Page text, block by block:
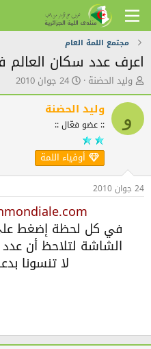
مجتمع اللمة العام
اعرف عدد سكان
ك
ا
ت
ب
ا
ض
و
وليد الحضنة ت
ا
ر
ي
خ
ل
ن
ش
24 جوان 2010
و وليد الحضنة
:: عضو فعّال ::
أوفياء اللمة
24 جوان 2010
في كل لحظة إضغط
الشاشة لتلاحظ أن عدد
لا تنسونا